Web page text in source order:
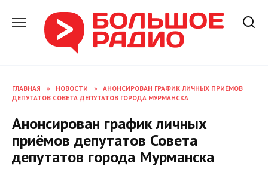
содержанию
ГЛАВНАЯ » НОВОСТИ »
АНОНСИРОВАН ГРАФИК ЛИЧНЫХ ПРИЁМОВ
ДЕПУТАТОВ СОВЕТА ДЕПУТАТОВ ГОРОДА МУРМАНСКА
Анонсирован график личных
приёмов депутатов Совета
депутатов города Мурманска